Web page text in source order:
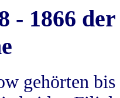
- 1866
gehörten